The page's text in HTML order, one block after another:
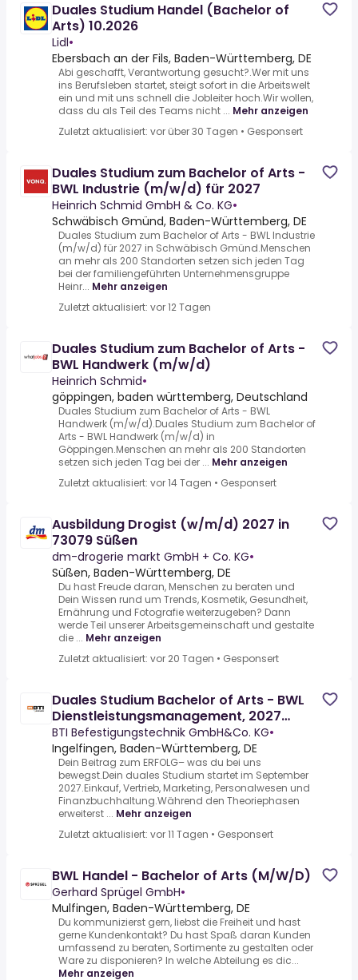
Duales Studium Handel (Bachelor of
Arts) 10.2026
Lidl•
Ebersbach an der Fils, Baden-Württemberg, DE
Abi geschafft, Verantwortung gesucht?.Wer mit uns
ins Berufsleben startet, steigt sofort in die Arbeitswelt
ein und mit uns schnell die Jobleiter hoch.Wir wollen,
dass du als Teil des Teams nicht ... Mehr anzeigen
Zuletzt aktualisiert: vor über 30 Tagen • Gesponsert
Duales Studium zum Bachelor of Arts -
BWL Industrie (m/w/d) für 2027
Heinrich Schmid GmbH & Co. KG•
Schwäbisch Gmünd, Baden-Württemberg, DE
Duales Studium zum Bachelor of Arts - BWL Industrie
(m/w/d) für 2027 in Schwäbisch Gmünd.Menschen
an mehr als 200 Standorten setzen sich jeden Tag
bei der familiengeführten Unternehmensgruppe
Heinr... Mehr anzeigen
Zuletzt aktualisiert: vor 12 Tagen
Duales Studium zum Bachelor of Arts -
BWL Handwerk (m/w/d)
Heinrich Schmid•
göppingen, baden württemberg, Deutschland
Duales Studium zum Bachelor of Arts - BWL
Handwerk (m/w/d).Duales Studium zum Bachelor of
Arts - BWL Handwerk (m/w/d) in
Göppingen.Menschen an mehr als 200 Standorten
setzen sich jeden Tag bei der ... Mehr anzeigen
Zuletzt aktualisiert: vor 14 Tagen • Gesponsert
Ausbildung Drogist (w/m/d) 2027 in
73079 Süßen
dm-drogerie markt GmbH + Co. KG•
Süßen, Baden-Württemberg, DE
Du hast Freude daran, Menschen zu beraten und
Dein Wissen rund um Trends, Kosmetik, Gesundheit,
Ernährung und Fotografie weiterzugeben? Dann
werde Teil unserer Arbeitsgemeinschaft und gestalte
die ... Mehr anzeigen
Zuletzt aktualisiert: vor 20 Tagen • Gesponsert
Duales Studium Bachelor of Arts - BWL
Dienstleistungsmanagement, 2027
(w/m/d)
BTI Befestigungstechnik GmbH&Co. KG•
Ingelfingen, Baden-Württemberg, DE
Dein Beitrag zum ERFOLG– was du bei uns
bewegst.Dein duales Studium startet im September
2027.Einkauf, Vertrieb, Marketing, Personalwesen und
Finanzbuchhaltung.Während den Theoriephasen
erweiterst ... Mehr anzeigen
Zuletzt aktualisiert: vor 11 Tagen • Gesponsert
BWL Handel - Bachelor of Arts (M/W/D)
Gerhard Sprügel GmbH•
Mulfingen, Baden-Württemberg, DE
Du kommunizierst gern, liebst die Freiheit und hast
gerne Kundenkontakt? Du hast Spaß daran Kunden
umfassend zu beraten, Sortimente zu gestalten oder
Ware zu disponieren? In welche Abteilung es dic...
Mehr anzeigen